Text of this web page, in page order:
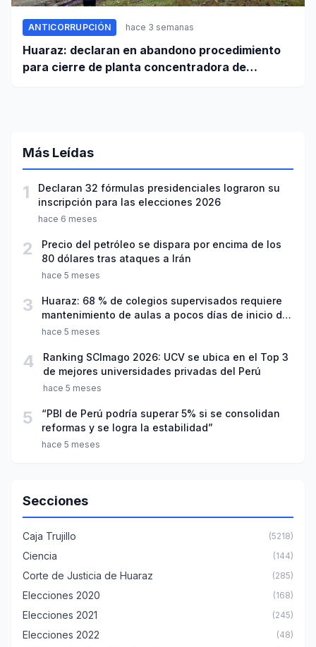
ANTICORRUPCIÓN hace 3 semanas
Huaraz: declaran en abandono procedimiento
para cierre de planta concentradora de
Más Leídas
1
Declaran 32 fórmulas presidenciales lograron su
inscripción para las elecciones 2026
hace 6 meses
2
Precio del petróleo se dispara por encima de los
80 dólares tras ataques a Irán
hace 5 meses
3
Huaraz: 68 % de colegios supervisados requiere
mantenimiento de aulas a pocos días de inicio del
año escolar 2026
hace 5 meses
4
Ranking SCImago 2026: UCV se ubica en el Top 3
de mejores universidades privadas del Perú
hace 5 meses
5
“PBI de Perú podría superar 5% si se consolidan
reformas y se logra la estabilidad”
hace 5 meses
Secciones
Caja Trujillo (5218)
Ciencia (144)
Corte de Justicia de Huaraz (285)
Elecciones 2020 (168)
Elecciones 2021 (245)
Elecciones 2022 (48)